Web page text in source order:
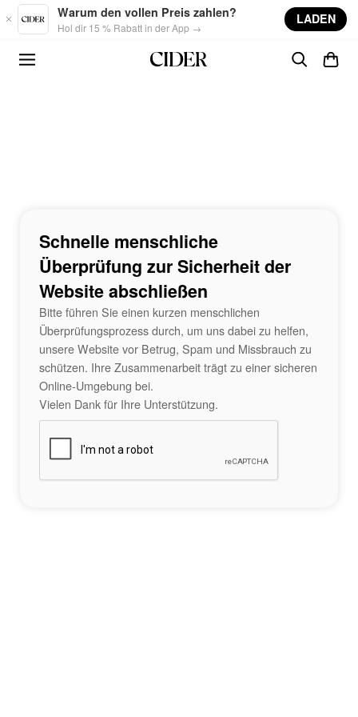
Skip to main content
Warum den vollen Preis zahlen?
Hol dir 15 % Rabatt in der App →
LADEN
Schnelle menschliche
Überprüfung zur Sicherheit der
Website abschließen
Bitte führen Sie einen kurzen menschlichen
Überprüfungsprozess durch, um uns dabei zu helfen,
unsere Website vor Betrug, Spam und Missbrauch zu
schützen. Ihre Zusammenarbeit trägt zu einer sicheren
Online-Umgebung bei.
Vielen Dank für Ihre Unterstützung.